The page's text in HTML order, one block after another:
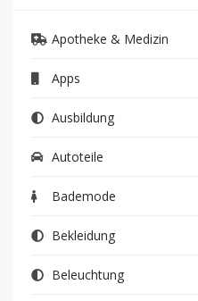
Apotheke & Medizin
Apps
Ausbildung
Autoteile
Bademode
Bekleidung
Beleuchtung